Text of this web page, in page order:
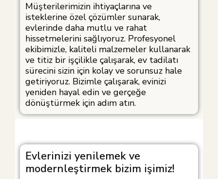
Müşterilerimizin ihtiyaçlarına ve
isteklerine özel çözümler sunarak,
evlerinde daha mutlu ve rahat
hissetmelerini sağlıyoruz. Profesyonel
ekibimizle, kaliteli malzemeler kullanarak
ve titiz bir işçilikle çalışarak, ev tadilatı
sürecini sizin için kolay ve sorunsuz hale
getiriyoruz. Bizimle çalışarak, evinizi
yeniden hayal edin ve gerçeğe
dönüştürmek için adım atın.
Evlerinizi yenilemek ve
modernleştirmek bizim işimiz!